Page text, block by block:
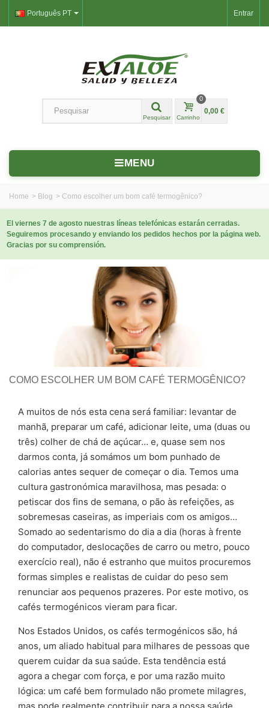
Entrar
Português PT
Pesquisar Carrinho
0
0,00 €
MENU
Home > Blog > Como escolher um bom café termogênico?
El viernes 7 de agosto nuestras líneas telefónicas estarán cerradas.
Seguiremos procesando y enviando los pedidos hechos por la página web.
Gracias por su comprensión.
COMO ESCOLHER UM BOM CAFÉ TERMOGÊNICO?
A muitos de nós esta cena será familiar: levantar de
manhã, preparar um café, adicionar leite, uma (duas ou
três) colher de chá de açúcar… e, quase sem nos
darmos conta, já somámos um bom punhado de
calorias antes sequer de começar o dia. Temos uma
cultura gastronómica maravilhosa, mas pesada: o
petiscar dos fins de semana, o pão às refeições, as
sobremesas caseiras, as imperiais com os amigos…
Somado ao sedentarismo do dia a dia (horas à frente
do computador, deslocações de carro ou metro, pouco
exercício real), não é estranho que muitos procuremos
formas simples e realistas de cuidar do peso sem
renunciar aos pequenos prazeres. Por este motivo, os
cafés termogénicos vieram para ficar.
Nos Estados Unidos, os cafés termogénicos são, há
anos, um aliado habitual para milhares de pessoas que
querem cuidar da sua saúde. Esta tendência está
agora a chegar com força, e por uma razão muito
lógica: um café bem formulado não promete milagres,